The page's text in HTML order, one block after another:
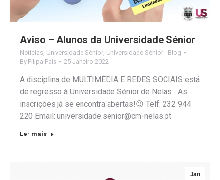
Aviso – Alunos da Universidade Sénior
Notícias, Universidade Sénior, Universidade Sénior - Blog
By Filipa Pais 25 Janeiro 2022
A disciplina de MULTIMÉDIA E REDES SOCIAIS está
de regresso à Universidade Sénior de Nelas As
inscrições já se encontra abertas!😉 Telf: 232 944
220 Email: universidade.senior@cm-nelas.pt
Ler mais
Jan